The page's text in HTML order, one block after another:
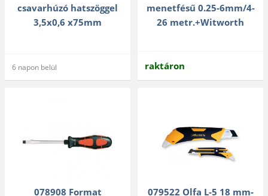
csavarhúzó hatszöggel
3,5x0,6 x75mm
6 napon belül
menetfésű 0.25-6mm/4-
26 metr.+Witworth
raktáron
078908 Format
079522 Olfa L-5 18 mm-